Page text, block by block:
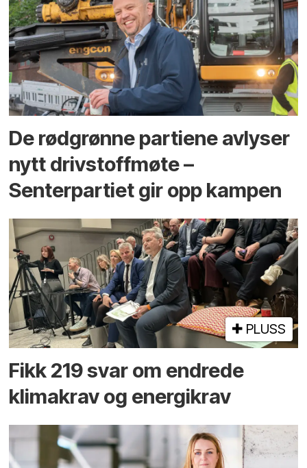
De rødgrønne partiene avlyser
nytt drivstoffmøte –
Senterpartiet gir opp kampen
PLUSS
Fikk 219 svar om endrede
klimakrav og energikrav